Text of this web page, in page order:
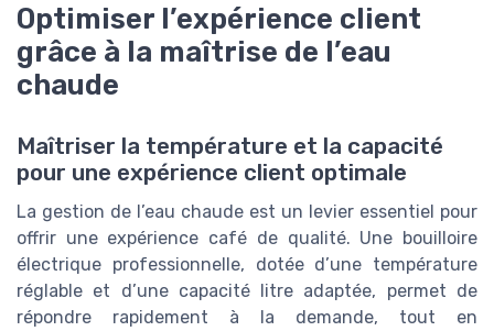
Optimiser l’expérience client
grâce à la maîtrise de l’eau
chaude
Maîtriser la température et la capacité
pour une expérience client optimale
La gestion de l’eau chaude est un levier essentiel pour
offrir une expérience café de qualité. Une bouilloire
électrique professionnelle, dotée d’une température
réglable et d’une capacité litre adaptée, permet de
répondre rapidement à la demande, tout en